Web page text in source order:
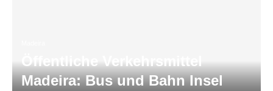
Öffentliche Verkehrsmittel
Madeira: Bus und Bahn Insel